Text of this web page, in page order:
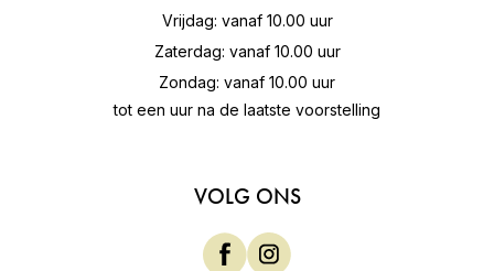
Vrijdag: vanaf 10.00 uur
Zaterdag: vanaf 10.00 uur
Zondag: vanaf 10.00 uur
tot een uur na de laatste voorstelling
VOLG ONS